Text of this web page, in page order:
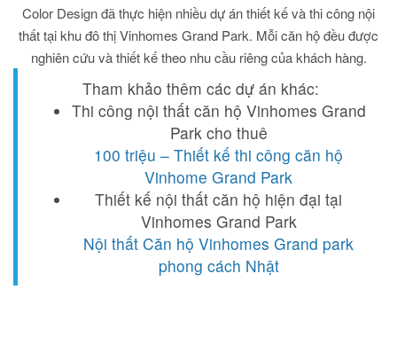
Color Design đã thực hiện nhiều dự án thiết kế và thi công nội
thất tại khu đô thị Vinhomes Grand Park. Mỗi căn hộ đều được
nghiên cứu và thiết kế theo nhu cầu riêng của khách hàng.
Tham khảo thêm các dự án khác:
Thi công nội thất căn hộ Vinhomes Grand
Park cho thuê
100 triệu – Thiết kế thi công căn hộ
Vinhome Grand Park
Thiết kế nội thất căn hộ hiện đại tại
Vinhomes Grand Park
Nội thất Căn hộ Vinhomes Grand park
phong cách Nhật